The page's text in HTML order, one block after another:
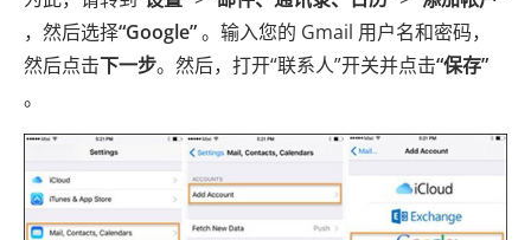
，然后选择“Google”。输入您的 Gmail 用户名和密码，
然后点击下一步。然后，打开“联系人”开关并点击“保存”
。